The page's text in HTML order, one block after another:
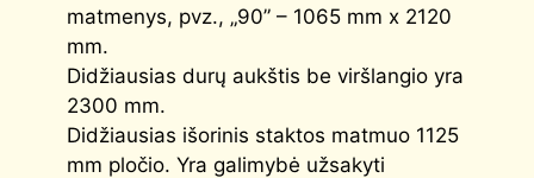
matmenys, pvz., „90” – 1065 mm x 2120
mm.
Didžiausias durų aukštis be viršlangio yra
2300 mm.
Didžiausias išorinis staktos matmuo 1125
mm pločio. Yra galimybė užsakyti